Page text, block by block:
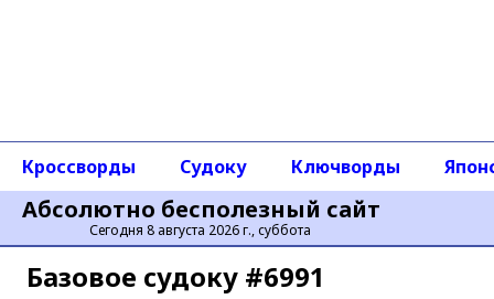
Абсолютно бесполезный сайт
Сегодня 8 августа 2026 г., суббота
Кроссворды Судоку Ключворды
Базовое cудоку #6991